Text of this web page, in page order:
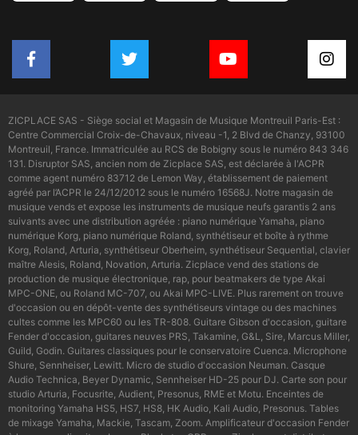
ZICPLACE SAS - Siège social et Magasin de Musique Montreuil Paris-Est :
Centre Commercial Croix-de-Chavaux, niveau -1, 2 Blvd de Chanzy, 93100
Montreuil, France. Immatriculée au RCS de Bobigny sous le numéro 843 346
131. Disruptor SAS, ancien nom de Zicplace SAS, est déclarée à l'ACPR
comme agent numéro 83712 de Lemon Way, établissement de paiement
agréé par l’ACPR le 24/12/2012 sous le numéro 16568J. Notre magasin de
musique vends et expose les instruments de musique neufs garantis 2 ans
suivants avec une distribution agréée : piano numérique Yamaha, piano
numérique Korg, piano numérique Roland, synthétiseur et boîte à rythme
Korg, Roland, Arturia, synthétiseur Oberheim, synthétiseur Sequential, clavier
maître Alesis, Roland, Novation, Arturia. Zicplace vend des stations de
production de musique électronique, rap, pour beatmakers de type Akai
MPC-ONE, ou Roland MC-707, ou Akai MPC-LIVE. Plus rarement on trouve
d'occasion ou en dépôt-vente des synthétiseurs vintage ou des machines
cultes comme les MPC60 ou les TR-808. Guitare Gibson d'occasion, guitare
Fender d'occasion, guitares neuves PRS, Takamine, G&L, Sire, Marcus Miller,
Guild, Godin. Guitares classiques pour le conservatoire Cuenca. Microphone
Shure, Sennheiser, Lewitt. Micro de studio d'occasion Neuman. Casque
Audio Technica, Beyer Dynamic, Sennheiser HD-25 pour DJ. Carte son pour
studio Arturia, Focusrite, Audient, Presonus, RME et Motu. Enceintes de
monitoring Yamaha HS5, HS7, HS8, HK Audio, Kali Audio, Presonus. Tables
de mixage Yamaha, Mackie, Tascam, Zoom. Amplificateur d'occasion Fender